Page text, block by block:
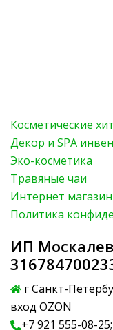
Косметические
Декор и SPA
Эко-косметика
Травяные чаи
Интернет магазин
Политика
ИП
г Санкт-
вход OZON
+7 921 555-08-